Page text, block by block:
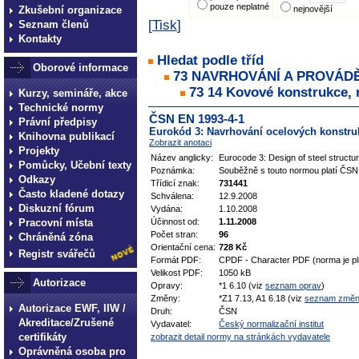
Zkušební organizace
Seznam členů
Kontakty
Oborové informace
Kurzy, semináře, akce
Technické normy
Právní předpisy
Knihovna publikací
Projekty
Pomůcky, Učební texty
Odkazy
Často kladené dotazy
Diskuzní fórum
Pracovní místa
Chráněná zóna
Registr svářečů
Autorizace
Autorizace EWF, IIW /
Akreditace/Zrušené
certifikáty
Oprávněná osoba pro
pouze neplatné
nejnovější
[Tisk]
Hledat podle tříd
73 NAVRHOVÁNÍ A
73 14 Kovové konstrukce,
ČSN EN 1993-4-1
Eurokód 3: Navrhování ocelových
Zobrazit anotaci
Název anglicky:
Eurocode 3: Design of steel
Poznámka:
Souběžně s touto normou platí
Třídicí znak:
731441
Schválena:
12.9.2008
Vydána:
1.10.2008
Účinnost od:
1.11.2008
Počet stran:
96
Orientační cena: 728 Kč
Formát PDF:
CPDF - Character PDF (norma je
Velikost PDF:
1050 kB
Opravy:
*1 6.10 (viz seznam oprav)
Změny:
*Z1 7.13, A1 6.18 (viz seznam změn
Druh:
ČSN
Vydavatel:
Český normalizační institut
zobrazit detail normy na stránkách vydavatele